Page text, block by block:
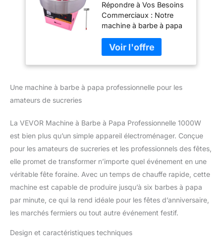
1000 W Appareil à
Barbe à Papa
Commercial 6
PCs/min Grand Bol
en Inox Alimentaire
Température 95,8-
233,3 °C pour Faire
Anniversaire
Répondre à Vos Besoins
Commerciaux : Notre
machine à barbe à papa
moteur de 1000 W. Le bol
à barbe à papa plus
grand assure une
cônes de barbe à papa et
vos demandes de
production importante.
Elle est capable de
fonctionner 1 heure en
continu sans blocage ni
arrêt, évitant ainsi les
arrêts et nettoyages
fréquents. Contrôle de la
Température :
Contrairement aux
machine à barbe à papa
Une machine à barbe à papa professionnelle pour les
amateurs de sucreries
La VEVOR Machine à Barbe à Papa Professionnelle 1000W
est bien plus qu’un simple appareil électroménager. Conçue
pour les amateurs de sucreries et les professionnels des fêtes,
elle promet de transformer n’importe quel événement en une
véritable fête foraine. Avec un temps de chauffe rapide, cette
machine est capable de produire jusqu’à six barbes à papa
par minute, ce qui la rend idéale pour les fêtes d’anniversaire,
les marchés fermiers ou tout autre événement festif.
Design et caractéristiques techniques